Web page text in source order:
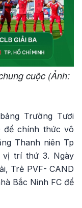
cuộc (Ảnh:
Trường Tươi
để chính thức vô
Thanh niên Tp
vị trí thứ 3. Ngày
Trẻ PVF- CAND
Bắc Ninh FC để